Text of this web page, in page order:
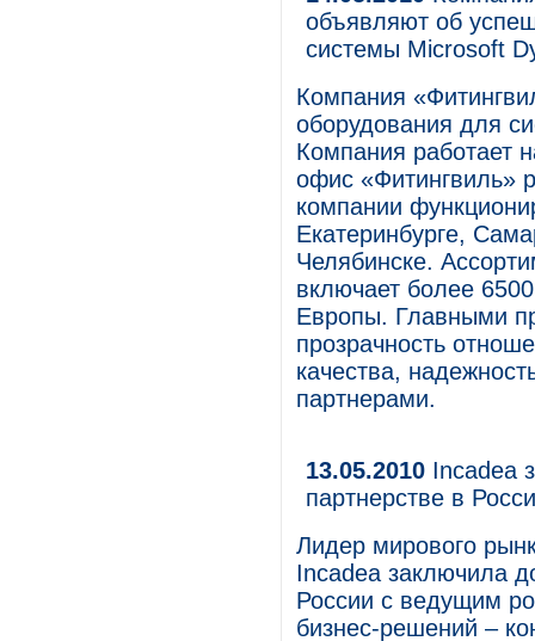
объявляют об
системы Microsoft
Компания
оборудования для
Компания работает
офис «Фитингвиль»
компании
Екатеринбурге,
Челябинске.
включает более
Европы. Главными
прозрачность
качества,
партнерами.
13.05.2010 Incadea
партнерстве в
Лидер мирового
Incadea заключила
России с ведущим
бизнес-решений –